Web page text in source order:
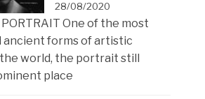
28/08/2020
One of the most
ancient forms of artistic
world, the portrait still
place